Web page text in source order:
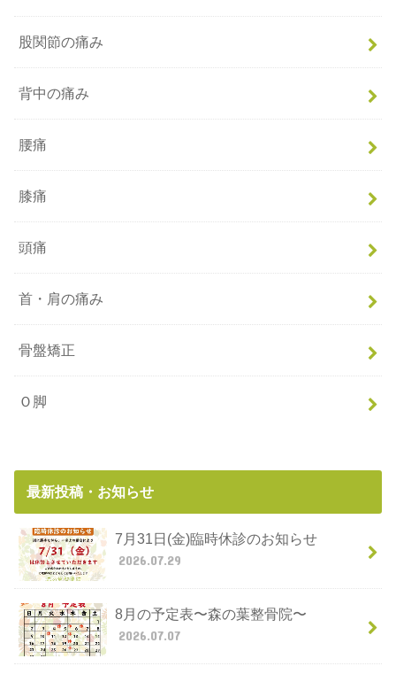
股関節の痛み
背中の痛み
腰痛
膝痛
頭痛
首・肩の痛み
骨盤矯正
Ｏ脚
最新投稿・お知らせ
7月31日(金)臨時休診のお知らせ
2026.07.29
8月の予定表〜森の葉整骨院〜
2026.07.07